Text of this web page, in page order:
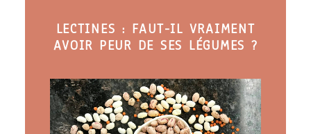
PROGRAMME HAPPY BELLY
LECTINES : FAUT-IL VRAIMENT
AVOIR PEUR DE SES LÉGUMES ?